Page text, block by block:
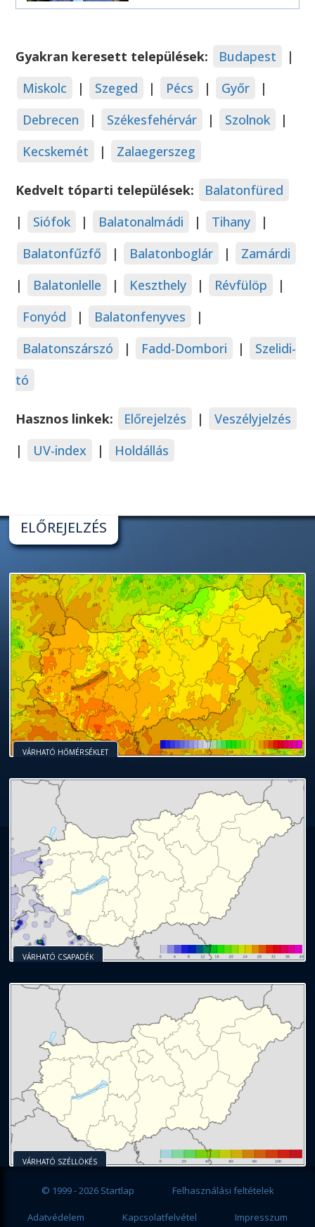
Gyakran keresett települések: Budapest
|
Miskolc
| Szeged | Pécs | Győr
|
Debrecen
| Székesfehérvár | Szolnok
|
Kecskemét
| Zalaegerszeg
Kedvelt tóparti települések:
Balatonfüred
|
Siófok | Balatonalmádi | Tihany
|
Balatonfűzfő
| Balatonboglár |
Zamárdi
|
Balatonlelle | Keszthely | Révfülöp
|
Fonyód
| Balatonfenyves
|
Balatonszárszó
| Fadd-Dombori |
Szelidi-
tó
Hasznos linkek: Előrejelzés |
Veszélyjelzés
|
UV-index | Holdállás
ELŐREJELZÉS
VÁRHATÓ HŐMÉRSÉKLET
VÁRHATÓ CSAPADÉK
VÁRHATÓ SZÉLLÖKÉS
© 1999 - 2026 Startlap Felhasználási feltételek
Adatvédelem Kapcsolatfelvétel Impresszum